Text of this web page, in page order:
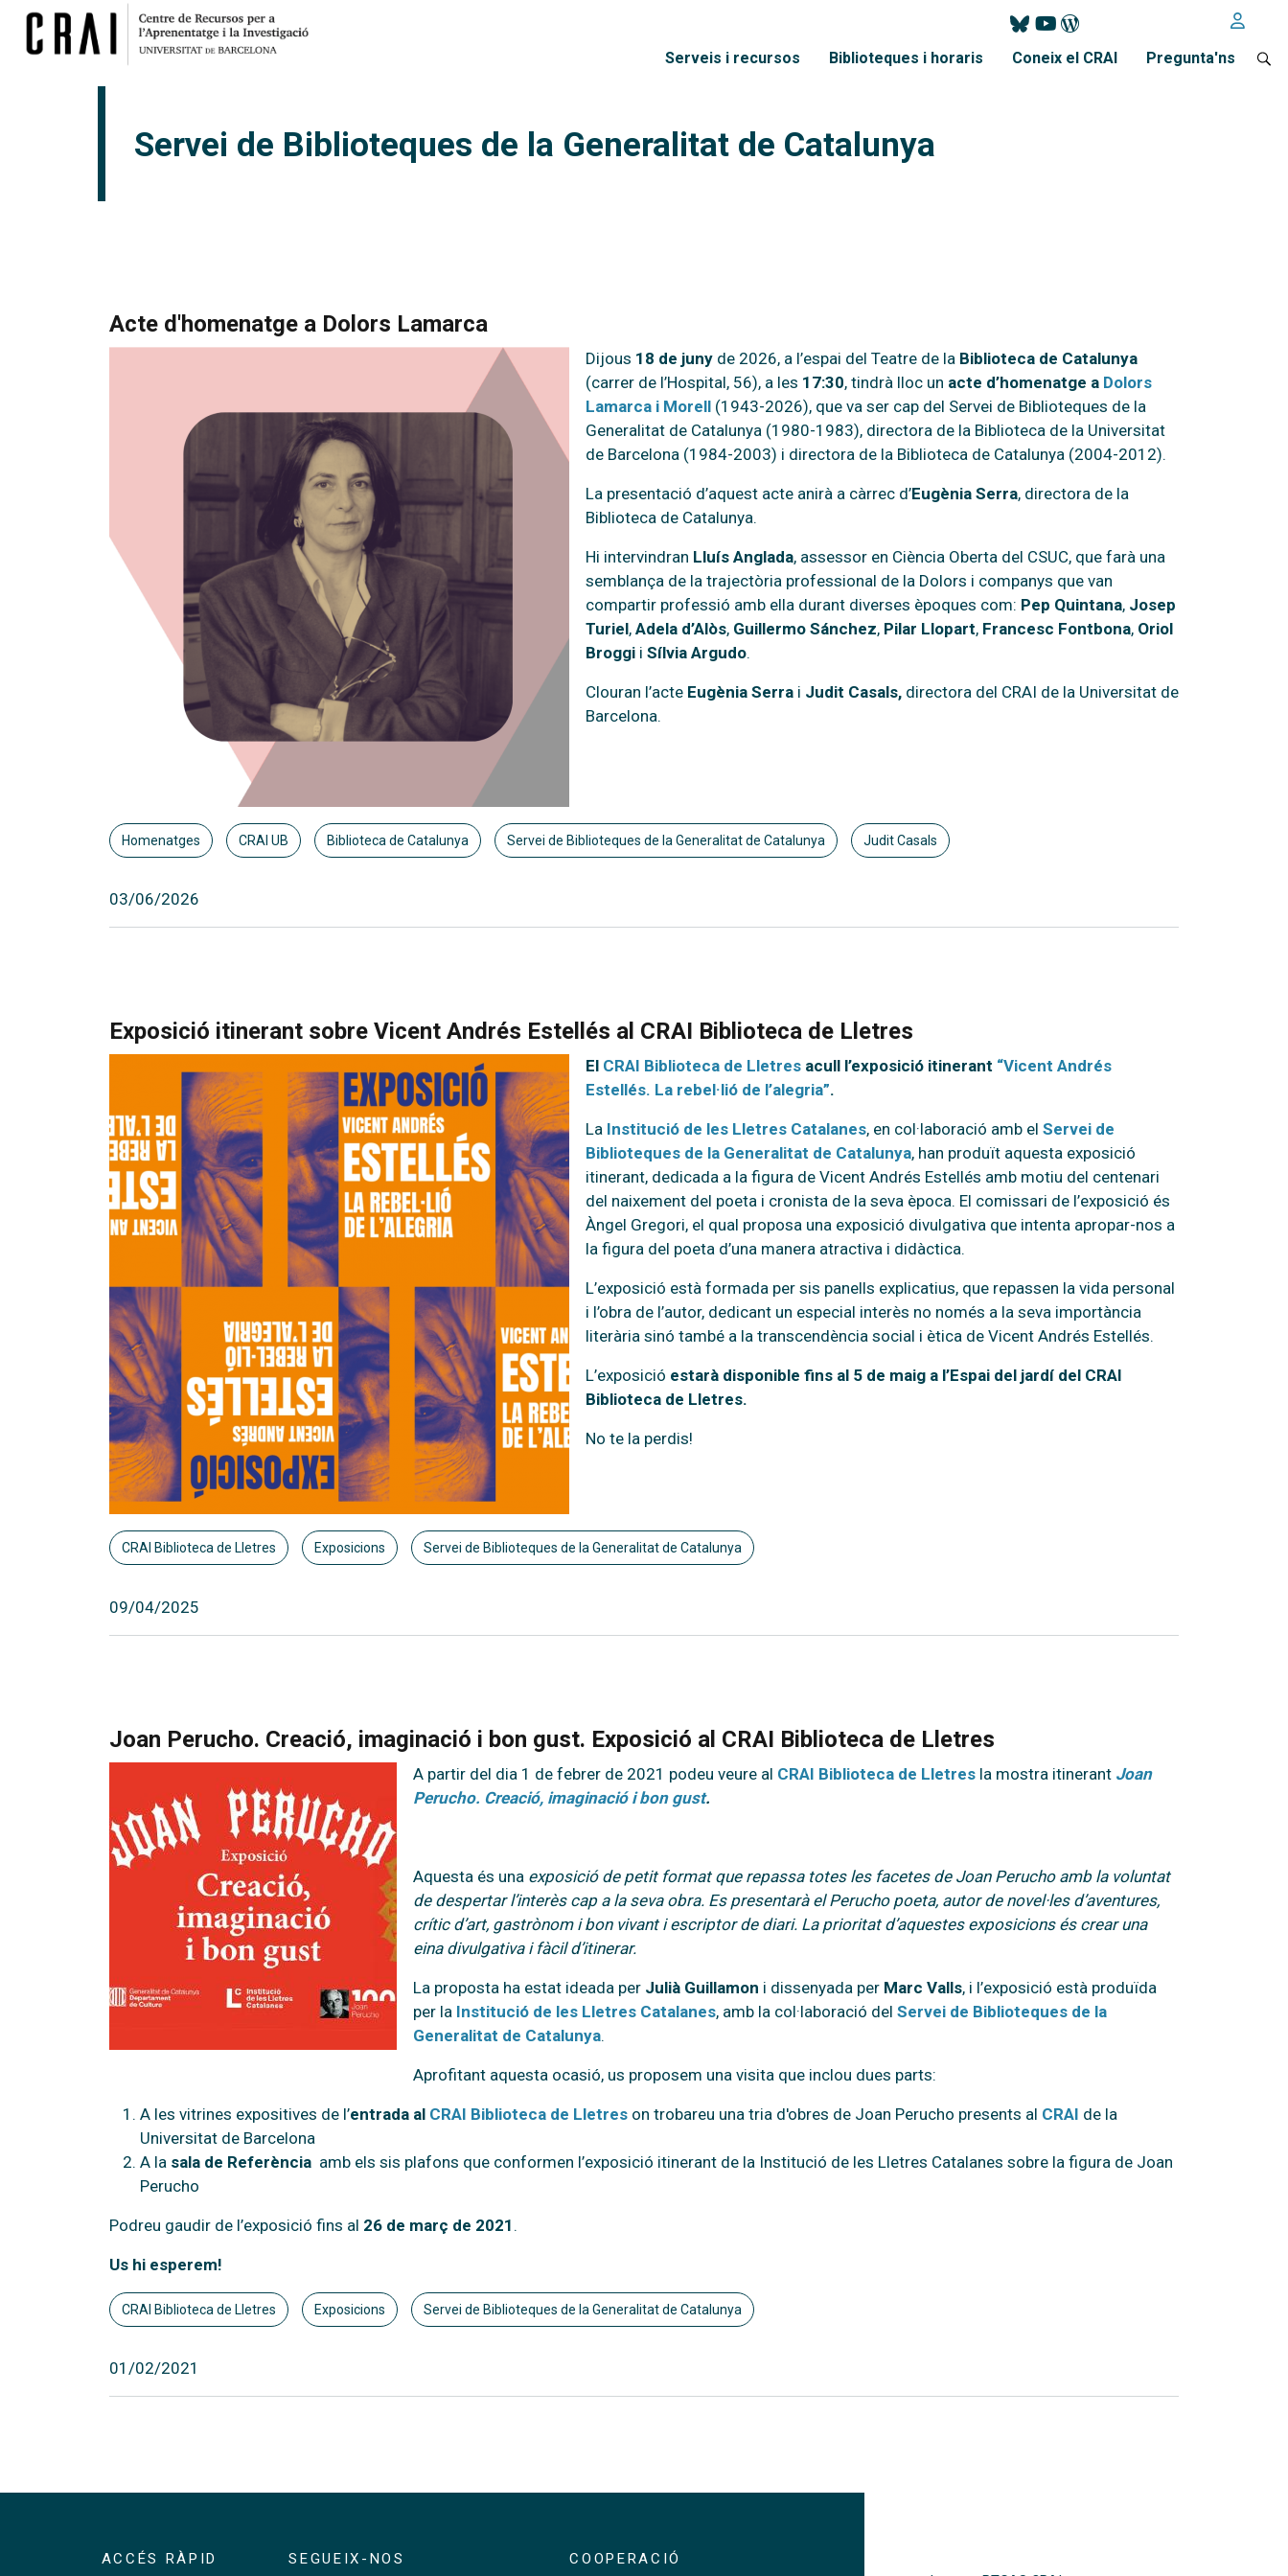
Menú principal
Serveis i recursos Biblioteques i horaris Coneix el CRAI Pregunta'ns
Servei de Biblioteques de la Generalitat de Catalunya
Acte d'homenatge a Dolors Lamarca
Dijous 18 de juny de 2026, a l’espai del Teatre de la Biblioteca de Catalunya
(carrer de l’Hospital, 56), a les 17:30, tindrà lloc un acte d’homenatge a Dolors
Lamarca i Morell (1943-2026), que va ser cap del Servei de Biblioteques de la
Generalitat de Catalunya (1980-1983), directora de la Biblioteca de la Universitat
de Barcelona (1984-2003) i directora de la Biblioteca de Catalunya (2004-2012).
La presentació d’aquest acte anirà a càrrec d’Eugènia Serra, directora de la
Biblioteca de Catalunya.
Hi intervindran Lluís Anglada, assessor en Ciència Oberta del CSUC, que farà una
semblança de la trajectòria professional de la Dolors i companys que van
compartir professió amb ella durant diverses èpoques com: Pep Quintana, Josep
Turiel, Adela d’Alòs, Guillermo Sánchez, Pilar Llopart, Francesc Fontbona, Oriol
Broggi i Sílvia Argudo.
Clouran l’acte Eugènia Serra i Judit Casals, directora del CRAI de la Universitat de
Barcelona.
Homenatges CRAI UB Biblioteca de Catalunya Servei de Biblioteques de la Generalitat de Catalunya Judit Casals
03/06/2026
Exposició itinerant sobre Vicent Andrés Estellés al CRAI Biblioteca de Lletres
El CRAI Biblioteca de Lletres acull l’exposició itinerant “Vicent Andrés
Estellés. La rebel·lió de l’alegria”.
La Institució de les Lletres Catalanes, en col·laboració amb el Servei de
Biblioteques de la Generalitat de Catalunya, han produït aquesta exposició
itinerant, dedicada a la figura de Vicent Andrés Estellés amb motiu del centenari
del naixement del poeta i cronista de la seva època. El comissari de l’exposició és
Àngel Gregori, el qual proposa una exposició divulgativa que intenta apropar-nos a
la figura del poeta d’una manera atractiva i didàctica.
L’exposició està formada per sis panells explicatius, que repassen la vida personal
i l’obra de l’autor, dedicant un especial interès no només a la seva importància
literària sinó també a la transcendència social i ètica de Vicent Andrés Estellés.
L’exposició estarà disponible fins al 5 de maig a l’Espai del jardí del CRAI
Biblioteca de Lletres.
No te la perdis!
CRAI Biblioteca de Lletres Exposicions Servei de Biblioteques de la Generalitat de Catalunya
09/04/2025
Joan Perucho. Creació, imaginació i bon gust. Exposició al CRAI Biblioteca de Lletres
A partir del dia 1 de febrer de 2021 podeu veure al CRAI Biblioteca de Lletres la mostra itinerant Joan
Perucho. Creació, imaginació i bon gust.
Aquesta és una exposició de petit format que repassa totes les facetes de Joan Perucho amb la voluntat
de despertar l’interès cap a la seva obra. Es presentarà el Perucho poeta, autor de novel·les d’aventures,
crític d’art, gastrònom i bon vivant i escriptor de diari. La prioritat d’aquestes exposicions és crear una
eina divulgativa i fàcil d’itinerar.
La proposta ha estat ideada per Julià Guillamon i dissenyada per Marc Valls, i l’exposició està produïda
per la Institució de les Lletres Catalanes, amb la col·laboració del Servei de Biblioteques de la
Generalitat de Catalunya.
Aprofitant aquesta ocasió, us proposem una visita que inclou dues parts:
A les vitrines expositives de l’entrada al CRAI Biblioteca de Lletres on trobareu una tria d'obres de Joan Perucho presents al CRAI de la
Universitat de Barcelona
A la sala de Referència amb els sis plafons que conformen l’exposició itinerant de la Institució de les Lletres Catalanes sobre la figura de Joan
Perucho
Podreu gaudir de l’exposició fins al 26 de març de 2021 .
Us hi esperem!
CRAI Biblioteca de Lletres Exposicions Servei de Biblioteques de la Generalitat de Catalunya
01/02/2021
ACCÉS RÀPID SEGUEIX-NOS COOPERACIÓ